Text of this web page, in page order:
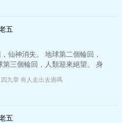
五
仙神消失。 地球第二個輪回，
第三個輪回，人類迎來絕望。 身
中，丁歡不想死。
九章 有人走出去過嗎
五